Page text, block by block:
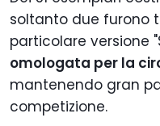
soltanto due furono
particolare versione
omologata per la
mantenendo gran
competizione.